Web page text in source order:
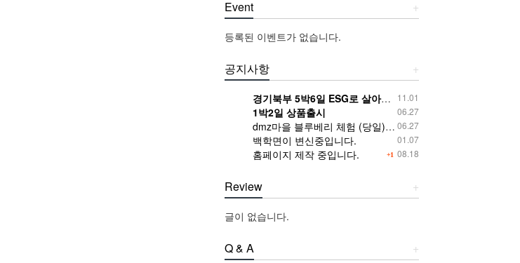
+
Event
등록된 이벤트가 없습니다.
+
공지사항
11.01
경기북부 5박6일 ESG로 살아보기 체험모집
06.27
1박2일 상품출시
06.27
dmz마을 블루베리 체험 (당일)안내입니다.
01.07
백학면이 변신중입니다.
+1 08.18
홈페이지 제작 중입니다.
+
Review
글이 없습니다.
+
Q & A